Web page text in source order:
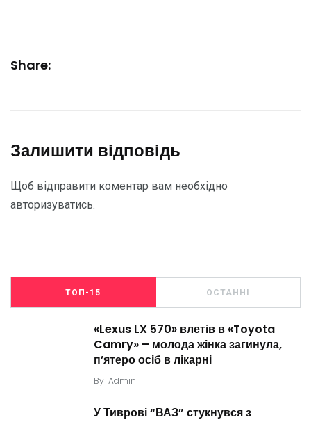
Share:
Залишити відповідь
Щоб відправити коментар вам необхідно
авторизуватись.
ТОП-15 ОСТАННІ
«Lexus LX 570» влетів в «Toyota
Camry» – молода жінка загинула,
п’ятеро осіб в лікарні
By Admin
У Тиврові “ВАЗ” стукнувся з